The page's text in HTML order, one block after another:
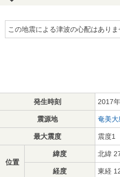
この地震による津波の心配はありま
発生時刻 2017
震源地 奄美
最大震度 震度1
位置
緯度 北緯
経度 東経